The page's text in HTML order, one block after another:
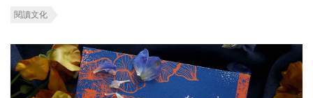
閱讀文化